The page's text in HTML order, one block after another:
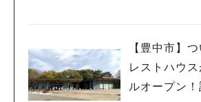
【豊中市】
レストハウ
ルオープン